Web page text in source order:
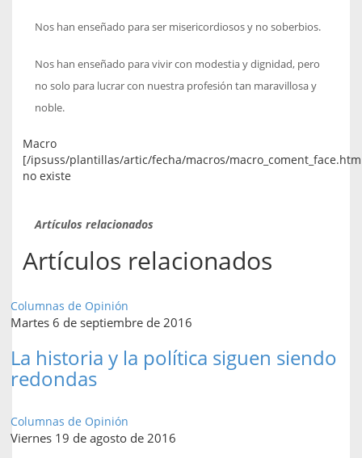
Nos han enseñado para ser misericordiosos y no soberbios.
Nos han enseñado para vivir con modestia y dignidad, pero
no solo para lucrar con nuestra profesión tan maravillosa y
noble.
Macro
[/ipsuss/plantillas/artic/fecha/macros/
no existe
Artículos relacionados
Artículos relacionados
Columnas de Opinión
Martes 6 de septiembre de 2016
La historia y la política siguen siendo
redondas
Columnas de Opinión
Viernes 19 de agosto de 2016